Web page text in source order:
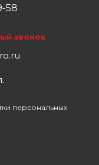
58
звонок
персональных